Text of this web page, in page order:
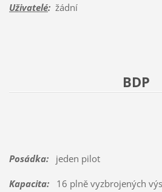
Uživatelé:žádní
BDP
Posádka:jeden pilot
Kapacita:16 plně vyzbrojených